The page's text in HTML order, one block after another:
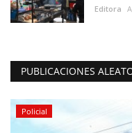
Editora
PUBLICACIONES
Policial